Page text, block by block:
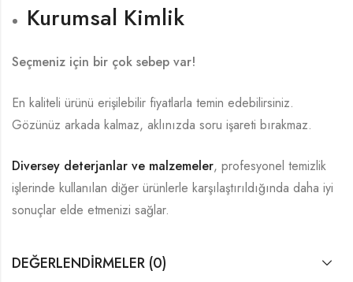
Kurumsal Kimlik
Seçmeniz için bir çok sebep var!
En kaliteli ürünü erişilebilir fiyatlarla temin edebilirsiniz.
Gözünüz arkada kalmaz, aklınızda soru işareti bırakmaz.
Diversey deterjanlar ve malzemeler, profesyonel temizlik
işlerinde kullanılan diğer ürünlerle karşılaştırıldığında daha iyi
sonuçlar elde etmenizi sağlar.
DEĞERLENDIRMELER (0)